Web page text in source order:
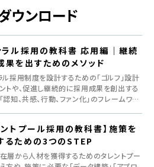
ウンロード
ラル採用の教科書 応用編｜継続
果を出すためのメソッド
ル採用制度を設計するための「ゴルフ」設計
トや、促進し継続的に採用成果を創出する
認知、共感、行動、ファン化」のフレームワー
ントプール採用の教科書】施策を
るための3つのSTEP
層から人材を獲得するためのタレントプー